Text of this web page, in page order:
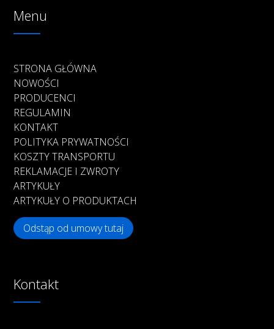
Menu
STRONA GŁÓWNA
NOWOŚCI
PRODUCENCI
REGULAMIN
KONTAKT
POLITYKA PRYWATNOŚCI
KOSZTY TRANSPORTU
REKLAMACJE I ZWROTY
ARTYKUŁY
ARTYKUŁY O PRODUKTACH
Odstąp od umowy tutaj
Kontakt